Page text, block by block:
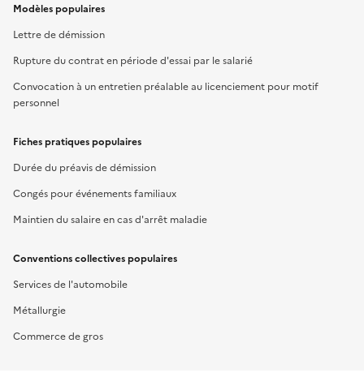
Modèles populaires
Lettre de démission
Rupture du contrat en période d'essai par le salarié
Convocation à un entretien préalable au licenciement pour motif
personnel
Fiches pratiques populaires
Durée du préavis de démission
Congés pour événements familiaux
Maintien du salaire en cas d'arrêt maladie
Conventions collectives populaires
Services de l'automobile
Métallurgie
Commerce de gros